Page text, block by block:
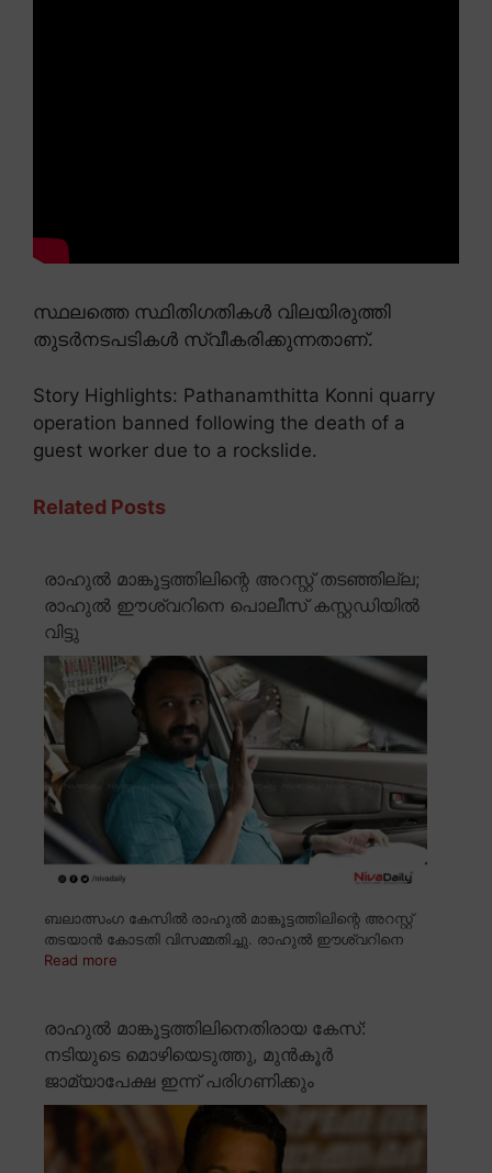
സ്ഥലത്തെ സ്ഥിതിഗതികൾ വിലയിരുത്തി
തുടർനടപടികൾ സ്വീകരിക്കുന്നതാണ്.
Story Highlights: Pathanamthitta Konni quarry
operation banned following the death of a
guest worker due to a rockslide.
Related Posts
രാഹുൽ മാങ്കൂട്ടത്തിലിന്റെ അറസ്റ്റ് തടഞ്ഞില്ല;
രാഹുൽ ഈശ്വറിനെ പൊലീസ് കസ്റ്റഡിയിൽ
വിട്ടു
ബലാത്സംഗ കേസിൽ രാഹുൽ മാങ്കൂട്ടത്തിലിന്റെ അറസ്റ്റ്
തടയാൻ കോടതി വിസമ്മതിച്ചു. രാഹുൽ ഈശ്വറിനെ
Read more
രാഹുൽ മാങ്കൂട്ടത്തിലിനെതിരായ കേസ്:
നടിയുടെ മൊഴിയെടുത്തു, മുൻകൂർ
ജാമ്യാപേക്ഷ ഇന്ന് പരിഗണിക്കും